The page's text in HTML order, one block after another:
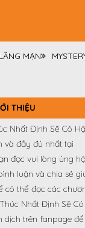
LÃNG MẠN
THIỆU
Nhất Định Sẽ Có
và đầy đủ nhất tại
đọc vui lòng ủng hộ
luận và chia sẻ
có thể đọc các
Nhất Định Sẽ Có
dịch trên fanpage để